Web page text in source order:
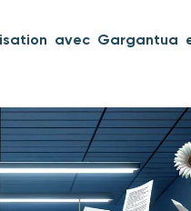
avec Gargantua